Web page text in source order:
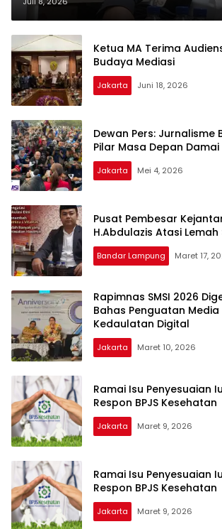
Ketua MA Terima
Budaya Mediasi
Jakarta Juni 18, 2026
Dewan Pers: Jurnalisme
Pilar Masa Depan
Jakarta Mei 4, 2026
Pusat Pembesar
H.Abdulazis Atasi
Bandar Lampung Maret 17,
Rapimnas SMSI 2026
Bahas Penguatan Media
Kedaulatan Digital
Jakarta Maret 10, 2026
Ramai Isu Penyesuaian
Respon BPJS Kesehatan
Jakarta Maret 9, 2026
Ramai Isu Penyesuaian
Respon BPJS Kesehatan
Jakarta Maret 9, 2026